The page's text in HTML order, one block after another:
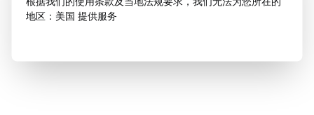
地区：美国 提供服务